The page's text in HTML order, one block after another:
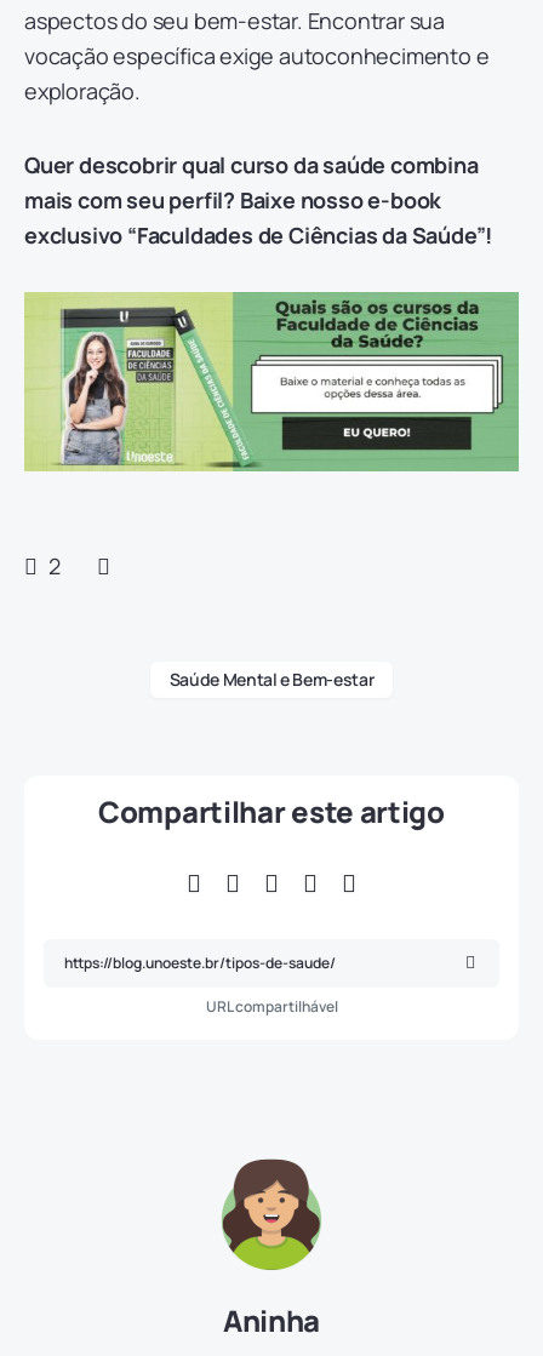
aspectos do seu bem-estar. Encontrar sua
vocação específica exige autoconhecimento e
exploração.
Quer descobrir qual curso da saúde combina
mais com seu perfil? Baixe nosso e-book
exclusivo “Faculdades de Ciências da Saúde”!
2
Saúde Mental e Bem-estar
Compartilhar este artigo
URL compartilhável
Aninha